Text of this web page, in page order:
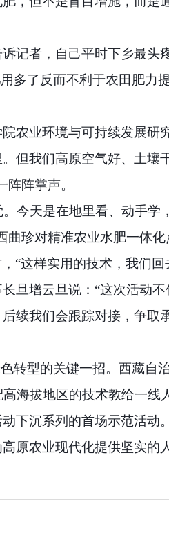
记者，自己平时下乡最头
多了反而不利于农田肥力
农业环境与可持续发展研
但我们高原空气好、土壤
阵掌声。
今天是在地里看、动手
珍对精准农业水肥一体
“这样实用的技术，我们回
旦增云旦说：“这次活动
续我们会跟踪对接，争取
转型的关键一招。西藏自
海拔地区的技术教给一
下沉系列的首场示范活动
原农业现代化提供坚实的